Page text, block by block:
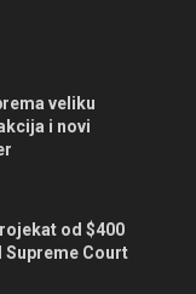
veliku
i novi
od $400
Supreme Court